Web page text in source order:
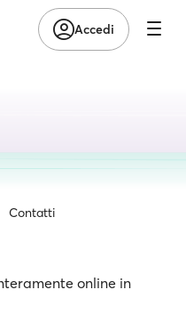
Accedi
Contatti
online in